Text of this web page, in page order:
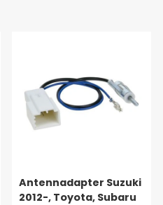
Antennadapter Suzuki
2012-, Toyota, Subaru